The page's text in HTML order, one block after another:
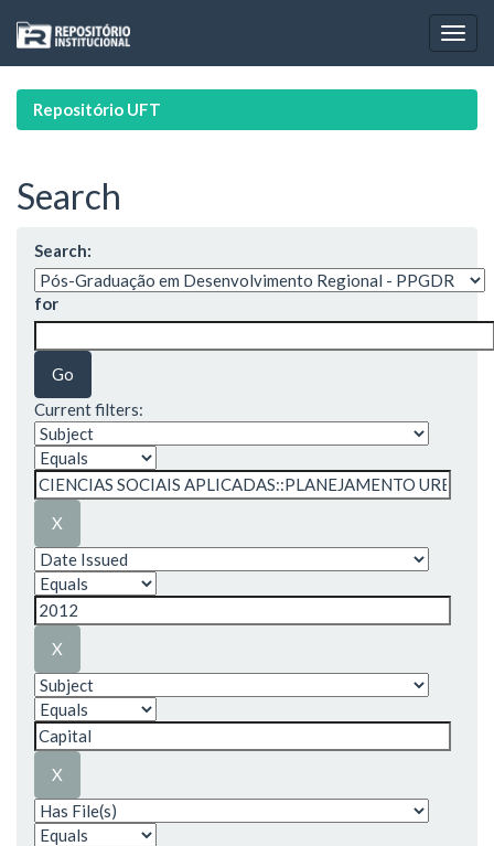
navigation
Repositório UFT
Search
Search:
for
Current filters: